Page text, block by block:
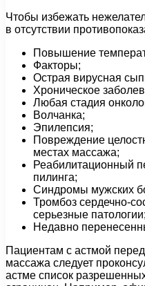
Чтобы избежать
в отсутствии
Повышение
Факторы;
Острая вирусная
Хроническое
Любая стадия
Волчанка;
Эпилепсия;
Повреждение
местах массажа;
Реабилитационный
пилинга;
Синдромы мужских
Тромбоз сердечно-
серьезные патологии;
Недавно
Пациентам с астмой
массажа следует
астме список